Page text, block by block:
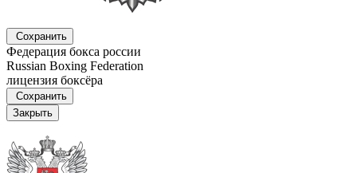
Сохранить
Федерация бокса россии
Russian Boxing Federation
лицензия боксёра
Сохранить
Закрыть